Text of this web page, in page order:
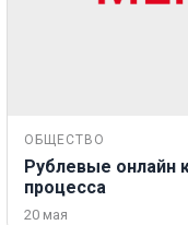
ОБЩЕСТВО
Рублевые онлайн
процесса
20 мая